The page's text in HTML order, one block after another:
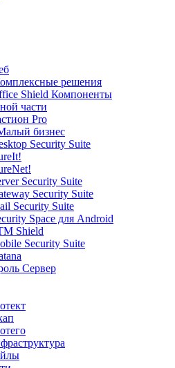
решения
Shield Компоненты
части
Pro
бизнес
Security Suite
Security Suite
Security Suite
Security Suite
Space для Android
Shield
Security Suite
Сервер